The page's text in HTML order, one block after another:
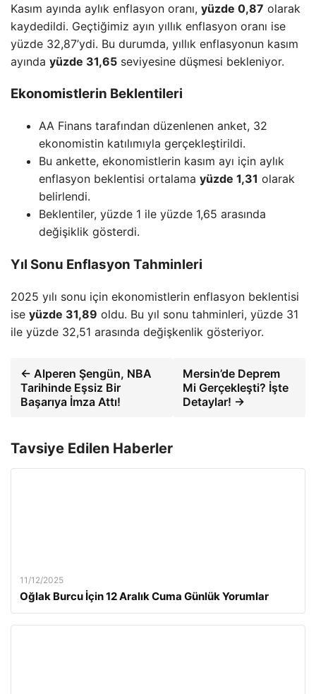
Kasım ayında aylık enflasyon oranı, yüzde 0,87 olarak
kaydedildi. Geçtiğimiz ayın yıllık enflasyon oranı ise
yüzde 32,87’ydi. Bu durumda, yıllık enflasyonun kasım
ayında yüzde 31,65 seviyesine düşmesi bekleniyor.
Ekonomistlerin Beklentileri
AA Finans tarafından düzenlenen anket, 32
ekonomistin katılımıyla gerçekleştirildi.
Bu ankette, ekonomistlerin kasım ayı için aylık
enflasyon beklentisi ortalama yüzde 1,31 olarak
belirlendi.
Beklentiler, yüzde 1 ile yüzde 1,65 arasında
değişiklik gösterdi.
Yıl Sonu Enflasyon Tahminleri
2025 yılı sonu için ekonomistlerin enflasyon beklentisi
ise yüzde 31,89 oldu. Bu yıl sonu tahminleri, yüzde 31
ile yüzde 32,51 arasında değişkenlik gösteriyor.
← Alperen Şengün, NBA
Tarihinde Eşsiz Bir
Başarıya İmza Attı!
Mersin’de Deprem
Mi Gerçekleşti? İşte
Detaylar! →
Tavsiye Edilen Haberler
11/12/2025
Oğlak Burcu İçin 12 Aralık Cuma Günlük Yorumlar